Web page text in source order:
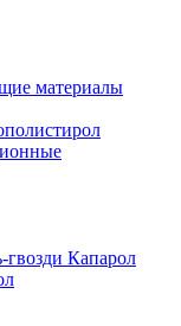
материалы
Капарол